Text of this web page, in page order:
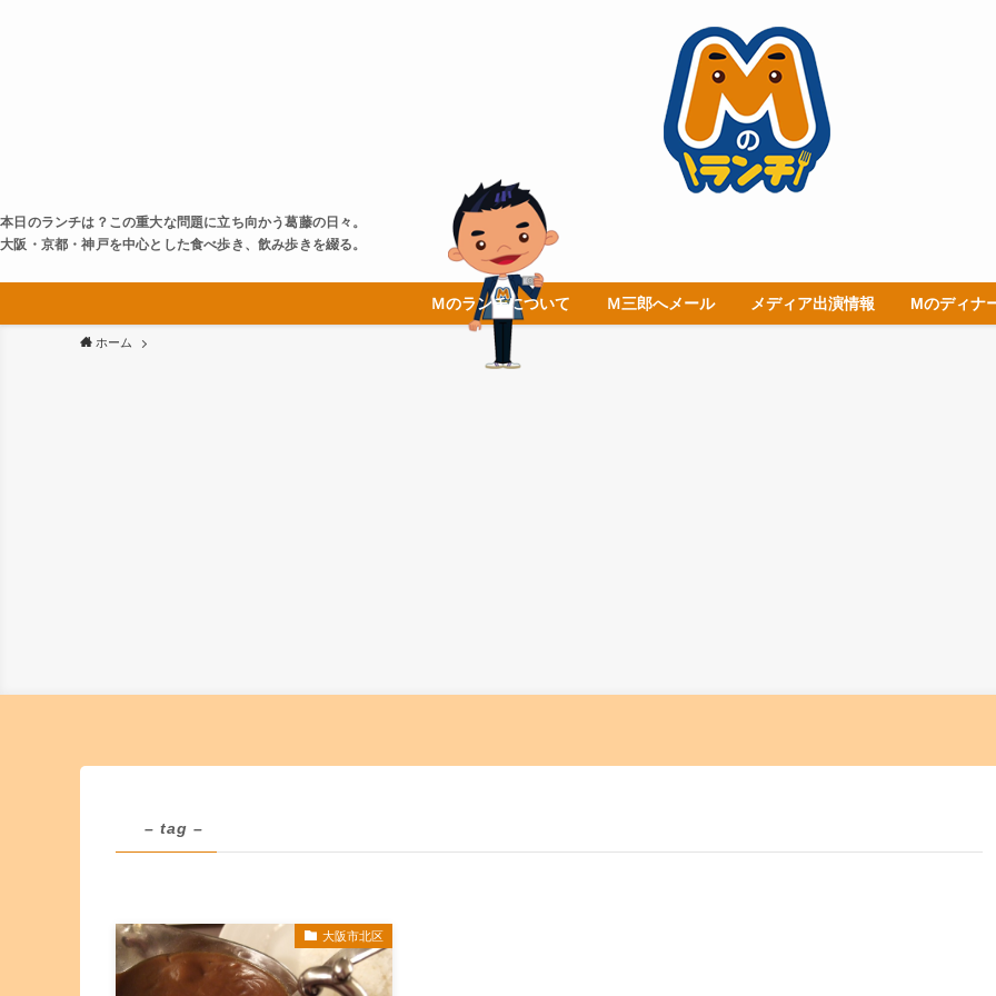
本日のランチは？この重大な問題に立ち向かう葛藤の日々。
大阪・京都・神戸を中心とした食べ歩き、飲み歩きを綴る。
Ｍのランチについて Ｍ三郎へメール メディア出演情報 Mのディナ
ホーム
– tag –
大阪市北区